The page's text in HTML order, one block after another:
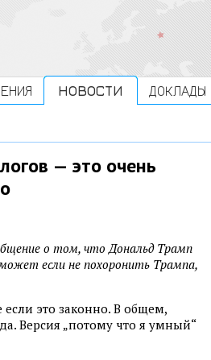
НОВОСТИ ДОКЛАДЫ
— это очень
о том, что Дональд Трамп
если не похоронить Трампа,
если это законно. В общем,
Версия „потому что я умный“